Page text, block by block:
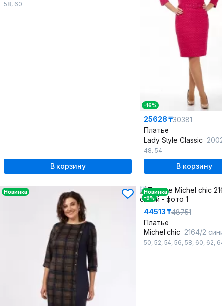
58, 60
В корзину
-16%
25628 ₸30381
Платье
Lady Style Classic
48, 54
В корзину
Новинка
Новинка
-9%
44513 ₸48751
Платье
Michel chic 2164/2
50, 52, 54, 56, 58, 60, 62,